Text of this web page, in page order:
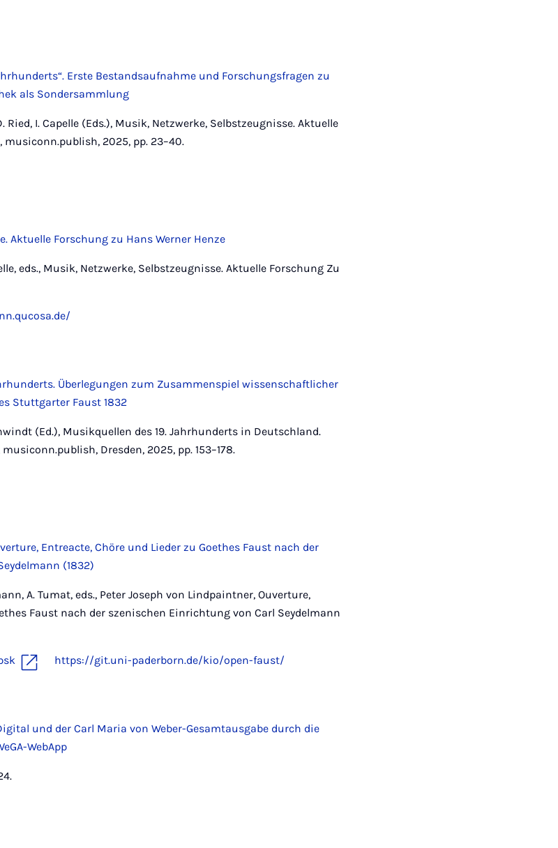
Erste Bestandsaufnahme und Forschungsfragen zu
als Sondersammlung
Ried, I. Capelle (Eds.), Musik, Netzwerke, Selbstzeugnisse. Aktuelle
musiconn.publish, 2025, pp. 23–40.
Aktuelle Forschung zu Hans Werner Henze
eds., Musik, Netzwerke, Selbstzeugnisse. Aktuelle Forschung Zu
Überlegungen zum Zusammenspiel wissenschaftlicher
Stuttgarter Faust 1832
(Ed.), Musikquellen des 19. Jahrhunderts in Deutschland.
Dresden, 2025, pp. 153–178.
Entreacte, Chöre und Lieder zu Goethes Faust nach der
(1832)
A. Tumat, eds., Peter Joseph von Lindpaintner, Ouverture,
Faust nach der szenischen Einrichtung von Carl Seydelmann
https://git.uni-paderborn.de/kio/open-faust/
und der Carl Maria von Weber-Gesamtausgabe durch die
WebApp